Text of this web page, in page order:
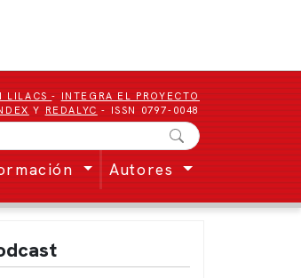
Autores
LILACS-INTEGRA EL PROYECTO
Y REDALYC - ISSN 0797-0048